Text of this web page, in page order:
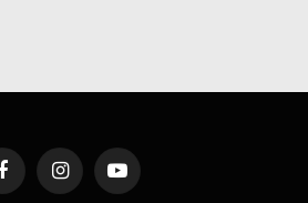
FacebookInstagramYouTube